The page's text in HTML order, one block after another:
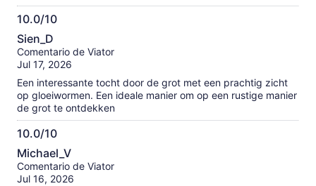
10.0/10
10.0
de
10
Sien_D
Comentario de Viator
Jul 17, 2026
Een interessante tocht door de grot met een prachtig zicht
op gloeiwormen. Een ideale manier om op een rustige manier
de grot te ontdekken
10.0/10
10.0
de
10
Michael_V
Comentario de Viator
Jul 16, 2026